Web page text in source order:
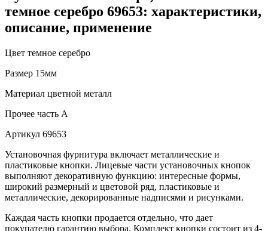
темное серебро 69653: характеристики,
описание, применение
Цвет темное серебро
Размер 15мм
Материал цветной металл
Прочее часть A
Артикул 69653
Установочная фурнитура включает металлические и
пластиковые кнопки. Лицевые части установочных кнопок
выполняют декоративную функцию: интересные формы,
широкий размерный и цветовой ряд, пластиковые и
металлические, декорированные надписями и рисунками.
Каждая часть кнопки продается отдельно, что дает
покупателю гарантию выбора. Комплект кнопки состоит из 4-